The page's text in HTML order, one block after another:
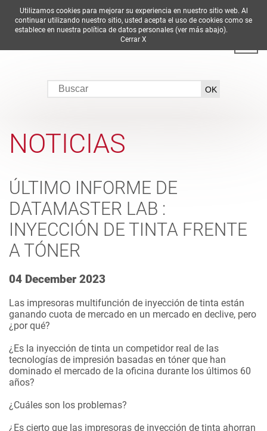
DE EN ES FR
NOTICIAS
ÚLTIMO INFORME DE
DATAMASTER LAB :
INYECCIÓN DE TINTA FRENTE
A TÓNER
04 December 2023
Las impresoras multifunción de inyección de tinta están
ganando cuota de mercado en un mercado en declive, pero
¿por qué?
¿Es la inyección de tinta un competidor real de las
tecnologías de impresión basadas en tóner que han
dominado el mercado de la oficina durante los últimos 60
años?
¿Cuáles son los problemas?
¿Es cierto que las impresoras de inyección de tinta ahorran
Utilizamos cookies para mejorar su experiencia en nuestro sitio web. Al
continuar utilizando nuestro sitio, usted acepta el uso de cookies como se
establece en nuestra política de datos personales (ver más abajo).
Cerrar X